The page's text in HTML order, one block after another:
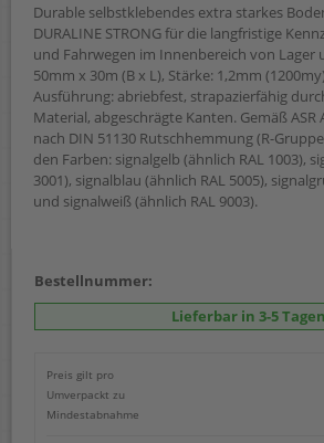
Durable selbstklebendes extra starkes
DURALINE STRONG für die langfristige
und Fahrwegen im Innenbereich von Lager
50mm x 30m (B x L), Stärke: 1,2mm
Ausführung: abriebfest, strapazierfähig
Material, abgeschrägte Kanten. Gemäß ASR
nach DIN 51130 Rutschhemmung (R-
den Farben: signalgelb (ähnlich RAL 1003),
3001), signalblau (ähnlich RAL 5005),
und signalweiß (ähnlich RAL 9003).
Bestellnummer:
Lieferbar in 3-5 Tagen
Preis gilt pro
Umverpackt zu
Mindestabnahme